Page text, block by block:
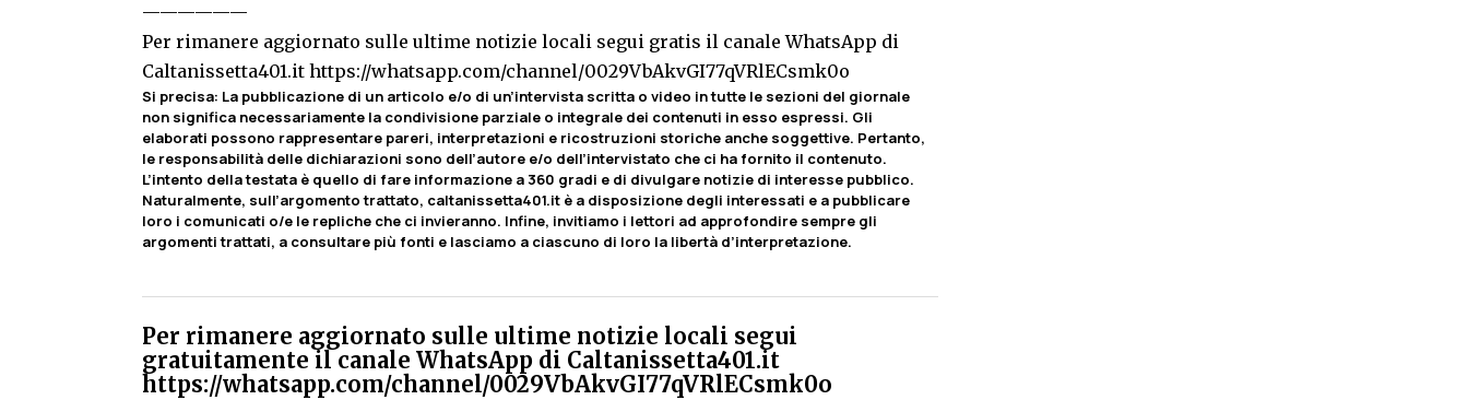
——————
Per rimanere aggiornato sulle ultime notizie locali segui gratis il canale WhatsApp di
Caltanissetta401.it https://whatsapp.com/channel/0029VbAkvGI77qVRlECsmk0o
Si precisa: La pubblicazione di un articolo e/o di un’intervista scritta o video in tutte le sezioni del giornale
non significa necessariamente la condivisione parziale o integrale dei contenuti in esso espressi. Gli
elaborati possono rappresentare pareri, interpretazioni e ricostruzioni storiche anche soggettive. Pertanto,
le responsabilità delle dichiarazioni sono dell’autore e/o dell’intervistato che ci ha fornito il contenuto.
L’intento della testata è quello di fare informazione a 360 gradi e di divulgare notizie di interesse pubblico.
Naturalmente, sull’argomento trattato, caltanissetta401.it è a disposizione degli interessati e a pubblicare
loro i comunicati o/e le repliche che ci invieranno. Infine, invitiamo i lettori ad approfondire sempre gli
argomenti trattati, a consultare più fonti e lasciamo a ciascuno di loro la libertà d’interpretazione.
Per rimanere aggiornato sulle ultime notizie locali segui
gratuitamente il canale WhatsApp di Caltanissetta401.it
https://whatsapp.com/channel/0029VbAkvGI77qVRlECsmk0o